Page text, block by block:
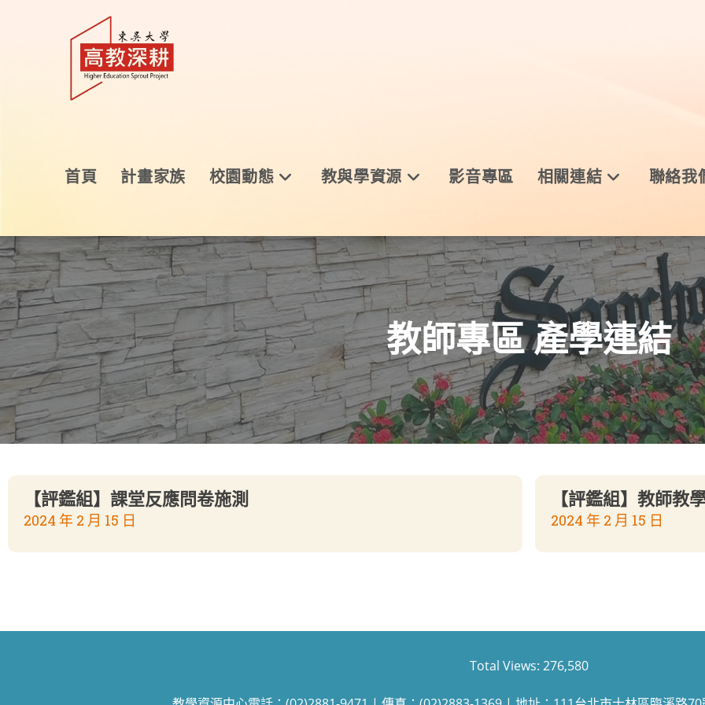
首頁 計畫家族 校園動態 教與學資源 影音專區 相關連結 聯絡我
教師專區 產學連結
【評鑑組】課堂反應問卷施測
2024 年 2 月 15 日
【評鑑組】教師教
2024 年 2 月 15 日
Total Views: 276,580